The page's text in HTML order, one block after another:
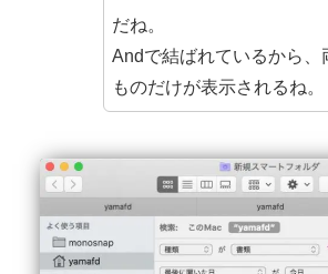
だね。
Andで結ばれているから、
ものだけが表示されるね。